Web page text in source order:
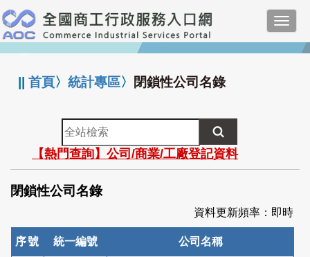
跳
到
主
要
:::
||首頁〉統計專區〉 閉鎖性公司名錄
全
站
檢
索
【熱門查詢】公司/商業/工廠登記資料
閉鎖性公司名錄
資料更新頻率：即時
序號 統一編號 公司名稱